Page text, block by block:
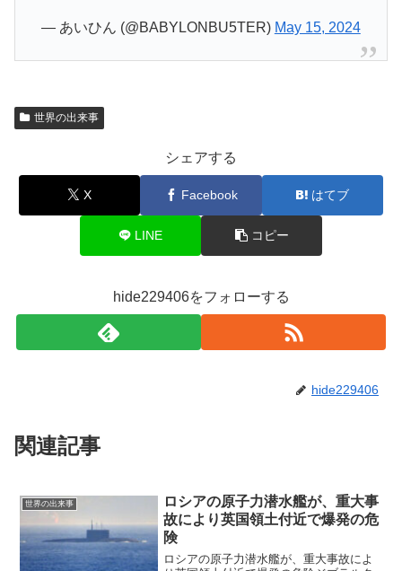
— あいひん (@BABYLONBU5TER) May 15, 2024
世界の出来事
シェアする
X Facebook はてブ
LINE コピー
hide229406をフォローする
hide229406
関連記事
世界の出来事
ロシアの原子力潜水艦が、重大事
故により英国領土付近で爆発の危
険
ロシアの原子力潜水艦が、重大事故によ